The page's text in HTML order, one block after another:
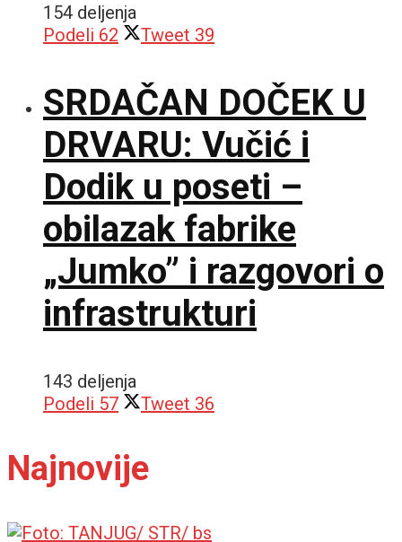
154 deljenja
Podeli 62 Tweet 39
SRDAČAN DOČEK U
DRVARU: Vučić i
Dodik u poseti –
obilazak fabrike
„Jumko” i razgovori o
infrastrukturi
143 deljenja
Podeli 57 Tweet 36
Najnovije